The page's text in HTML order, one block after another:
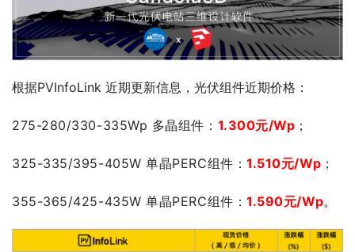
根据PVInfoLink 近期更新信息，光伏组件近期价格：
275-280/330-335Wp 多晶组件： 1.300元/Wp ；
325-335/395-405W 单晶PERC组件：1.510元/Wp ；
355-365/425-435W 单晶PERC组件：1.590元/Wp。